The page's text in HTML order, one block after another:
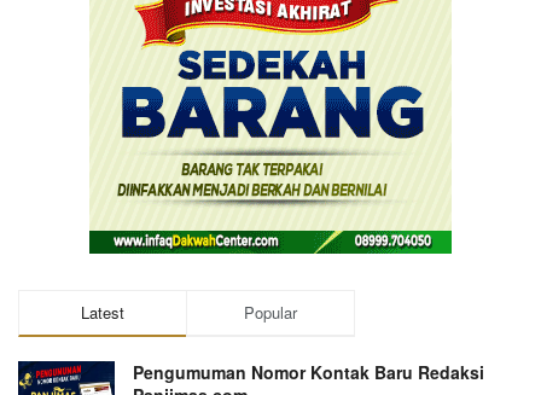
Latest Popular
Pengumuman Nomor Kontak Baru Redaksi